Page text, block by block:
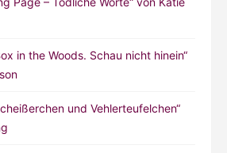
in the Woods. Schau nicht hinein“
und Vehlerteufelchen“